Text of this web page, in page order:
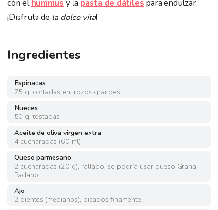
con elhummus y la pasta de dátiles para endulzar.
¡Disfruta de la dolce vita!
Ingredientes
Espinacas
75 g, cortadas en trozos grandes
Nueces
50 g,tostadas
Aceite de oliva virgen extra
4 cucharadas (60 ml)
Queso parmesano
2 cucharadas (20 g), rallado, se podría usar queso Grana
Padano
Ajo
2 dientes (medianos), picados finamente